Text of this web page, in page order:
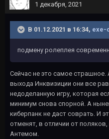
1 декабря, 2021
В 01.12.2021 в 16:34, exe-
подмену ролеплея
Сейчас не это самое страшное.
выхода Инквизиции они все
недоделанную игру, которая
минимум снова спорной. А
киберпанк не даст соврать. И
отменят, в отличии от
Антемом.